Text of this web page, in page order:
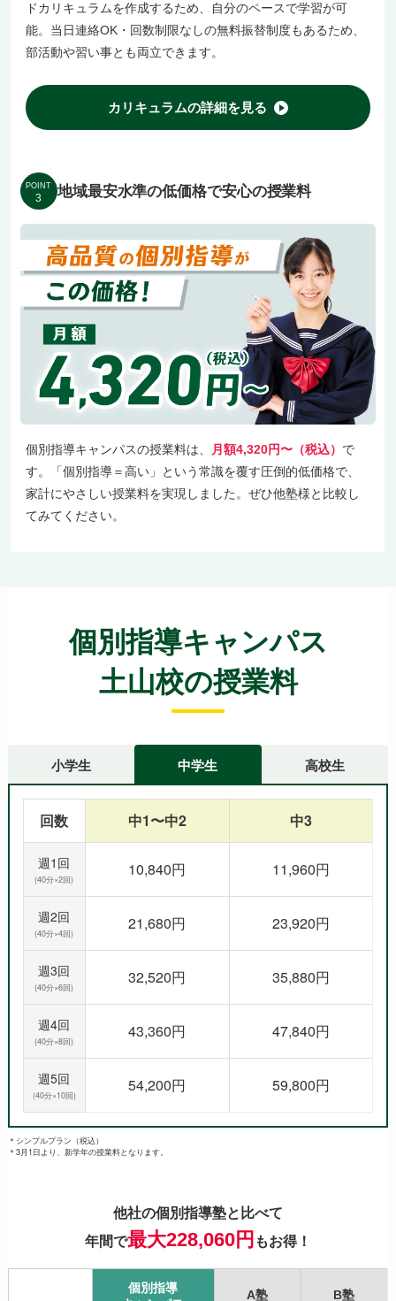
ドカリキュラムを作成するため、自分のペースで学習が可
能。当日連絡OK・回数制限なしの無料振替制度もあるため、
部活動や習い事とも両立できます。
カリキュラムの詳細を見る
POINT
3 地域最安水準の低価格で安心の授業料
個別指導キャンパスの授業料は、 月額4,320円〜（税込） で
す。「個別指導＝高い」という常識を覆す圧倒的低価格で、
家計にやさしい授業料を実現しました。ぜひ他塾様と比較し
てみてください。
個別指導キャンパス
土山校の授業料
小学生 中学生 高校生
回数 中1〜中2 中3
週1回
(40分×2回)
10,840円 11,960円
週2回
(40分×4回)
21,680円 23,920円
週3回
(40分×6回)
32,520円 35,880円
週4回
(40分×8回)
43,360円 47,840円
週5回
(40分×10回)
54,200円 59,800円
＊シンプルプラン（税込）
＊3月1日より、新学年の授業料となります。
他社の個別指導塾と比べて
年間で最大228,060円 もお得！
個別指導
A塾 B塾